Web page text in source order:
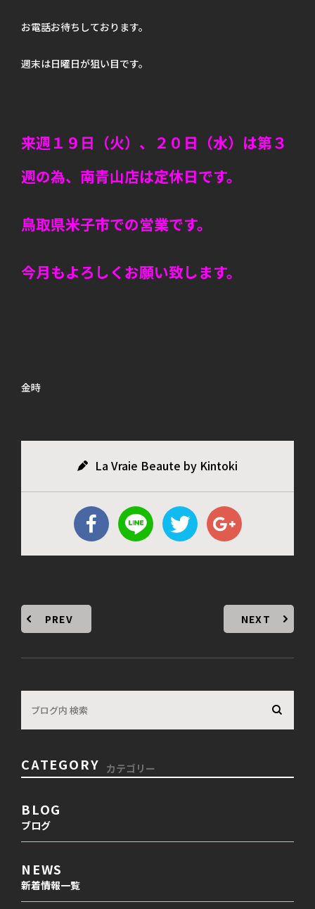
お電話お待ちしております。
週末は日曜日が狙い目です。
来週１９日（火）、２０日（水）は第３
週の為、南青山店は定休日です。
鳥取県米子市での営業です。
今月もよろしくお願い致します。
金時
La Vraie Beaute by Kintoki
PREV NEXT
CATEGORY カテゴリー
BLOG
ブログ
NEWS
新着情報一覧